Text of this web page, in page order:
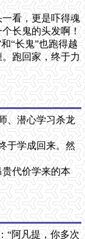
看，更是吓得魂
长鬼的头发啊！
“长鬼”也跑得越
跑回家，终于力
、潜心学习杀龙
于学成回来。然
代价学来的本
“阿凡提，你多次